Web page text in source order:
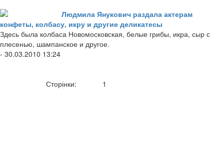
Людмила Янукович раздала актерам
конфеты, колбасу, икру и другие деликатесы
Здесь была колбаса Новомосковская, белые грибы, икра, сыр с
плесенью, шампанское и другое.
- 30.03.2010 13:24
Сторінки: 1